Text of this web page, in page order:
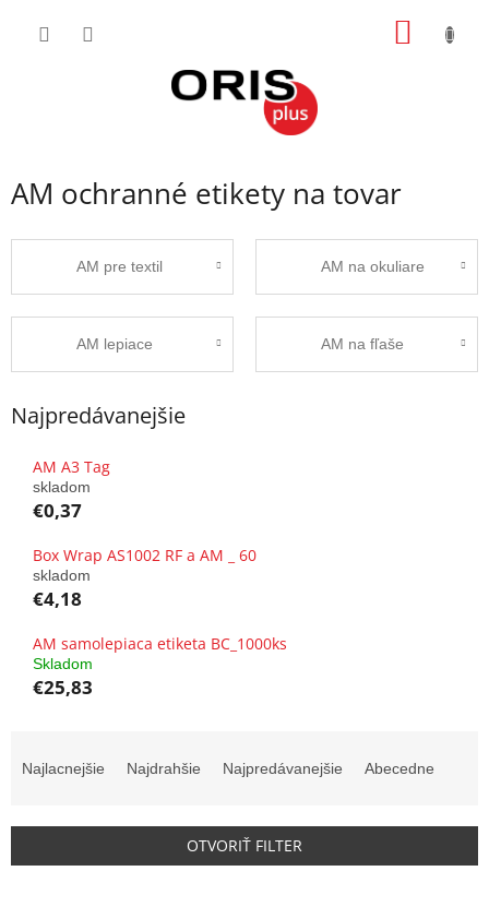
AM ochranné etikety na tovar
AM pre textil AM na okuliare
AM lepiace AM na fľaše
Najpredávanejšie
AM A3 Tag
skladom
€0,37
Box Wrap AS1002 RF a AM _ 60
skladom
€4,18
AM samolepiaca etiketa BC_1000ks
Skladom
€25,83
i
Najlacnejšie Najdrahšie Najpredávanejšie Abecedne
OTVORIŤ FILTER